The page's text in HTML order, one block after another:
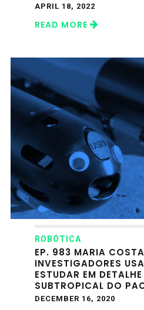
APRIL 18, 2022
READ MORE
ROBÓTICA
EP. 983 MARIA
INVESTIGADORES
ESTUDAR EM
SUBTROPICAL DO
DECEMBER 16, 2020